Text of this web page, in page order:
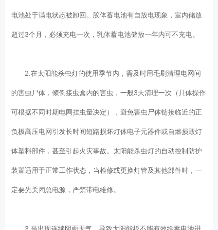
电池处于满电状态被卸回。胶体蓄电池有自放电现象，室内储放
超过3个月，必须充电一次，乳体蓄电池储放一年内可不充电。
2.在太阳能杀虫灯的使用季节内，需及时用毛刷清理电网间
的害虫尸体，倾倒接虫盒内的害虫，一般3天清理一次（具体操作
可根据不同时期电网挂虫量决定），避免害虫尸体链接临近的正
负极高压电网引发长时间短路损坏灯体电子元器件或自燃损毁灯
体塑料部件，甚至引起火灾事故。太阳能杀虫灯的自动控制防护
装置适用于正常工作状态，当检修或更换灯管及其他部件时，一
定要先关闭总电源，严禁带电维修。
3.当出现连续阴雨天气，导致太阳能板不能有效给蓄电池进